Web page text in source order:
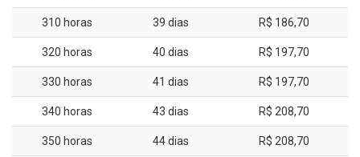
310 horas 39 dias R$ 186,70
320 horas 40 dias R$ 197,70
330 horas 41 dias R$ 197,70
340 horas 43 dias R$ 208,70
350 horas 44 dias R$ 208,70